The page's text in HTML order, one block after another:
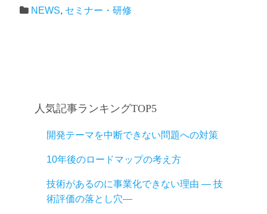
NEWS, セミナー・研修
人気記事ランキングTOP5
開発テーマを中断できない問題への対策
10年後のロードマップの考え方
技術があるのに事業化できない理由 ― 技
術評価の落とし穴―